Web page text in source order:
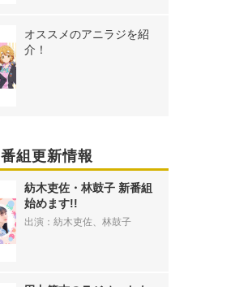
オススメのアニラジを紹
介！
番組更新情報
紡木吏佐・林鼓子 新番組
始めます!!
出演：紡木吏佐、林鼓子